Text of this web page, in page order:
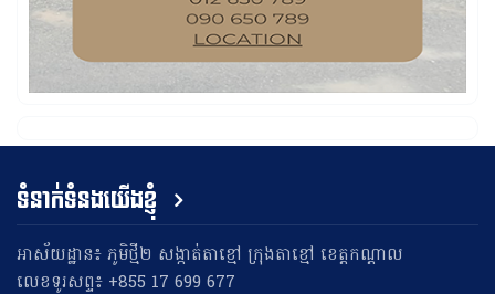
ទំនាក់ទំនងយើងខ្ញុំ
អាស័យដ្ឋាន៖ ភូមិថ្មី២ សង្កាត់តាខ្មៅ ក្រុងតាខ្មៅ ខេត្តកណ្តាល
លេខទូរសព្ទ៖ +855 17 699 677